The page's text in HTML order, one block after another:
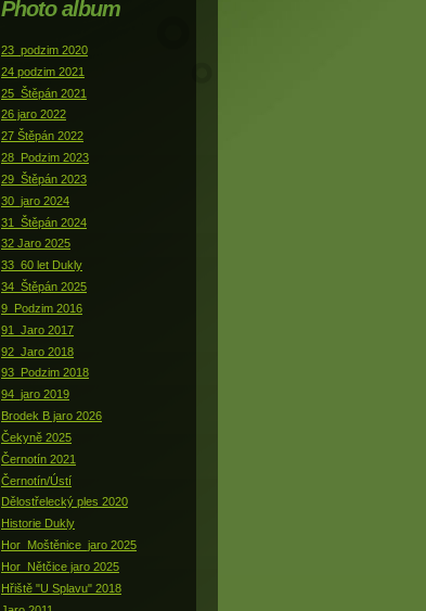
Photo album
23_podzim 2020
24 podzim 2021
25_Štěpán 2021
26 jaro 2022
27 Štěpán 2022
28_Podzim 2023
29_Štěpán 2023
30_jaro 2024
31_Štěpán 2024
32 Jaro 2025
33_60 let Dukly
34_Štěpán 2025
9_Podzim 2016
91_Jaro 2017
92_Jaro 2018
93_Podzim 2018
94_jaro 2019
Brodek B jaro 2026
Čekyně 2025
Černotín 2021
Černotín/Ústí
Dělostřelecký ples 2020
Historie Dukly
Hor_Moštěnice_jaro 2025
Hor_Nětčice jaro 2025
Hřiště "U Splavu" 2018